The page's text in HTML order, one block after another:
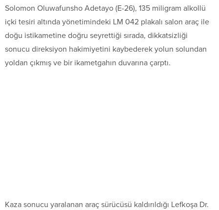
Solomon Oluwafunsho Adetayo (E-26), 135 miligram alkollü
içki tesiri altında yönetimindeki LM 042 plakalı salon araç ile
doğu istikametine doğru seyrettiği sırada, dikkatsizliği
sonucu direksiyon hakimiyetini kaybederek yolun solundan
yoldan çıkmış ve bir ikametgahın duvarına çarptı.
Kaza sonucu yaralanan araç sürücüsü kaldırıldığı Lefkoşa Dr.